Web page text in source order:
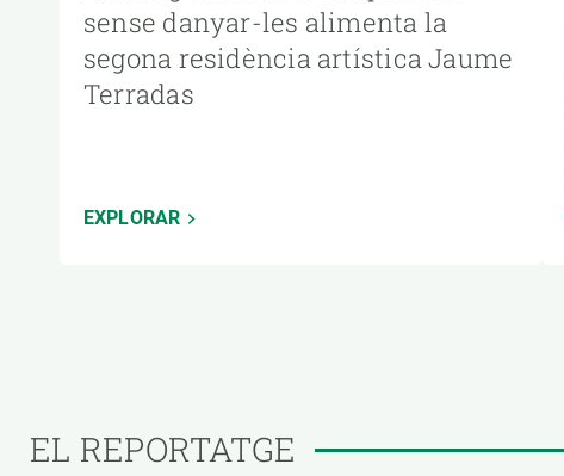
sense danyar-les alimenta la
segona residència artística Jaume
Terradas
EXPLORAR
EL REPORTATGE